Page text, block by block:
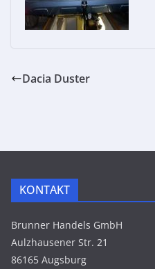
Dacia Duster
KONTAKT
Brunner Handels GmbH
Aulzhausener Str. 21
86165 Augsburg